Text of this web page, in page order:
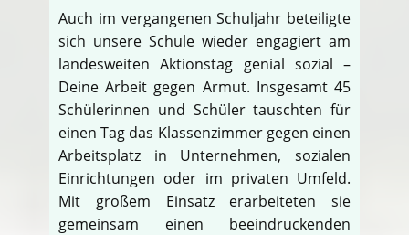
Auch im vergangenen Schuljahr beteiligte
sich unsere Schule wieder engagiert am
landesweiten Aktionstag genial sozial –
Deine Arbeit gegen Armut. Insgesamt 45
Schülerinnen und Schüler tauschten für
einen Tag das Klassenzimmer gegen einen
Arbeitsplatz in Unternehmen, sozialen
Einrichtungen oder im privaten Umfeld.
Mit großem Einsatz erarbeiteten sie
gemeinsam einen beeindruckenden